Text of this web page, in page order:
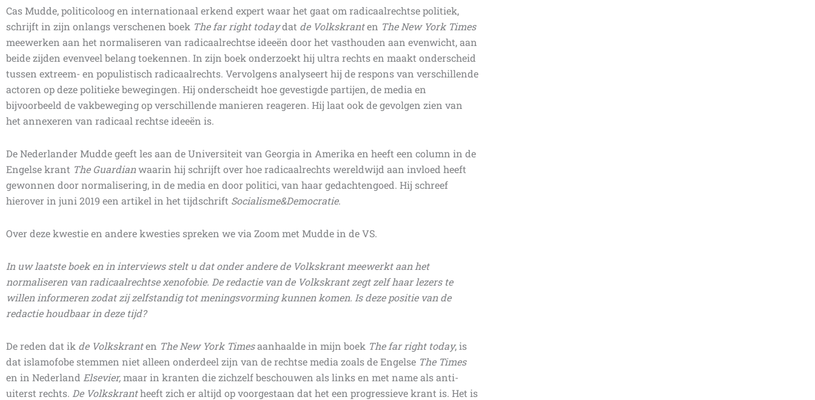
Cas Mudde, politicoloog en internationaal erkend expert waar het gaat om radicaalrechtse politiek,
schrijft in zijn onlangs verschenen boek The far right todaydat de Volkskranten The New York Times
meewerken aan het normaliseren van radicaalrechtse ideeën door het vasthouden aan evenwicht, aan
beide zijden evenveel belang toekennen. In zijn boek onderzoekt hij ultra rechts en maakt onderscheid
tussen extreem- en populistisch radicaalrechts. Vervolgens analyseert hij de respons van verschillende
actoren op deze politieke bewegingen. Hij onderscheidt hoe gevestigde partijen, de media en
bijvoorbeeld de vakbeweging op verschillende manieren reageren. Hij laat ook de gevolgen zien van
het annexeren van radicaal rechtse ideeën is.
De Nederlander Mudde geeft les aan de Universiteit van Georgia in Amerika en heeft een column in de
Engelse krant The Guardianwaarin hij schrijft over hoe radicaalrechts wereldwijd aan invloed heeft
gewonnen door normalisering, in de media en door politici, van haar gedachtengoed. Hij schreef
hierover in juni 2019 een artikel in het tijdschrift Socialisme&Democratie.
Over deze kwestie en andere kwesties spreken we via Zoom met Mudde in de VS.
In uw laatste boek en in interviews stelt u dat onder andere de Volkskrant meewerkt aan het
normaliseren van radicaalrechtse xenofobie. De redactie van de Volkskrant zegt zelf haar lezers te
willen informeren zodat zij zelfstandig tot meningsvorming kunnen komen. Is deze positie van de
redactie houdbaar in deze tijd?
De reden dat ik de Volkskranten The New York Timesaanhaalde in mijn boek The far right today, is
dat islamofobe stemmen niet alleen onderdeel zijn van de rechtse media zoals de Engelse The Times
en in Nederland Elsevier,maar in kranten die zichzelf beschouwen als links en met name als anti-
uiterst rechts. De Volkskrantheeft zich er altijd op voorgestaan dat het een progressieve krant is. Het is